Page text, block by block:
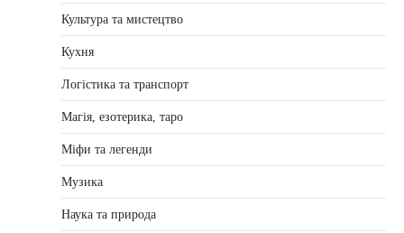
Культура та мистецтво
Кухня
Логістика та транспорт
Магія, езотерика, таро
Міфи та легенди
Музика
Наука та природа